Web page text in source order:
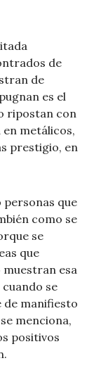
de
de
es el
ripostan con
metálicos,
prestigio, en
personas que
como se
se
que
muestran esa
se
de manifiesto
menciona,
positivos